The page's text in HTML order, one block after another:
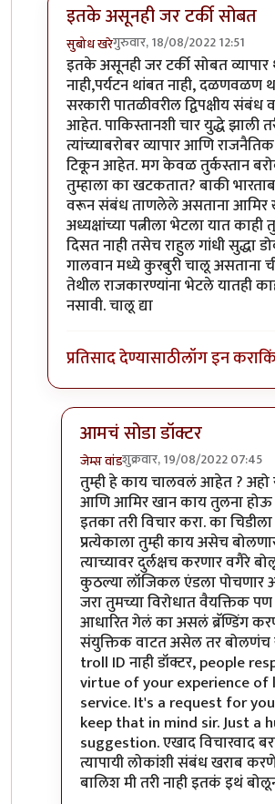
इतके असूनही जर टर्की सोबत
सुबोध खरेगुरुवार, 18/08/2022 12:51
In reply toएक प्रश्न पडला आहेby
इतके असूनही जर टर्की सोबत व्यापार
नाही,पर्यटन थांबत नाही, दळणवळण
सरकारी पातळीवरील द्विपक्षीय संबंध
आहेत. पाकिस्तानशी चार युद्धे झाली
त्यांच्याबरोबर व्यापार आणि
टिकून आहेत. मग केवळ तुर्कस्तान
तुम्हाला का खटकतात? बाकी
वरून संबंध ताणलेले असताना आमिर
अध्यक्षांच्या पत्नीला भेटला यात
दिसत नाही तसेच राहुल गांधी सुद्धा
गालवान मध्ये कुरबुरी चालू असताना
तेथील राजकारण्यांना भेटले यातही
नसावी. चालू द्या
प्रतिसाद देण्यासाठीलॉग इन करा
आमचं सोडा डॉक्टर
जेम्स वांडशुक्रवार, 19/08/2022 07:45
In reply toइतके असूनही जर
तुम्ही हे काय चालवलं आहेत ? अहो
आणि आमिर खान काय तुलना
इतका तरी विचार करा. का
प्रत्येकाला तुम्ही काय असेच
त्याच्यावर दुर्लक्षच करणार वगैरे
कुठल्या लॉजिकल एंडला पोचणार
जरा तुमच्या विरोधात वैयक्तिक पण
आधारित गेलं का असलं ब्रॅण्डिंग
संयुक्तिक वाटत असेल तर बोलणंच
troll ID नाही डॉक्टर, people
virtue of your experience of
service. It's a request for
keep that in mind sir. Just a
suggestion. एखाद विचारवाद
त्यापायी लोकांशी संबंध खराब
बालिश मी तरी नाही इतकं इथं